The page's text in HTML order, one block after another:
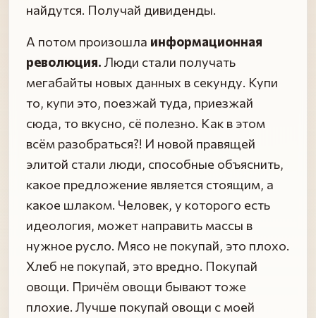
найдутся. Получай дивиденды.
А потом произошла информационная
революция. Люди стали получать
мегабайты новых данных в секунду. Купи
то, купи это, поезжай туда, приезжай
сюда, то вкусно, сё полезно. Как в этом
всём разобраться?! И новой правящей
элитой стали люди, способные объяснить,
какое предложение является стоящим, а
какое шлаком. Человек, у которого есть
идеология, может направить массы в
нужное русло. Мясо не покупай, это плохо.
Хлеб не покупай, это вредно. Покупай
овощи. Причём овощи бывают тоже
плохие. Лучше покупай овощи с моей